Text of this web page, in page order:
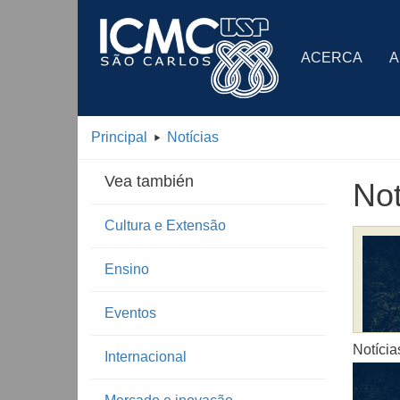
ACERCA
Principal Notícias
Vea también
Cultura e Extensão
Ensino
Eventos
Internacional